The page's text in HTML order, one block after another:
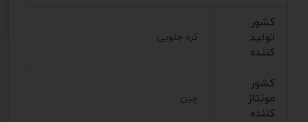
کشور
تولید
کننده
کره جنوبی
کشور
مونتاژ
کننده
چین